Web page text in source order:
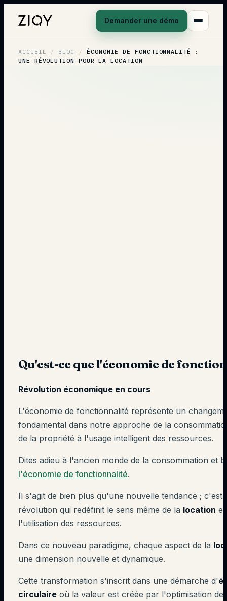
Demander une démo
ACCUEIL / BLOG /
ÉCONOMIE DE FONCTIONNALITÉ :
UNE RÉVOLUTION POUR LA LOCATION
Qu'est-ce que l'économie de
Révolution économique en cours
L'économie de fonctionnalité représente un
fondamental dans notre approche de la
de la propriété à l'usage intelligent des ressources.
Dites adieu à l'ancien monde de la consommation et
l'économie de fonctionnalité.
Il s'agit de bien plus qu'une nouvelle tendance ; c'est
révolution qui redéfinit le sens même de la location
l'utilisation des ressources.
Dans ce nouveau paradigme, chaque aspect de la
une dimension nouvelle et dynamique.
Cette transformation s'inscrit dans une démarche d'
circulaire où la valeur est créée par l'optimisation de